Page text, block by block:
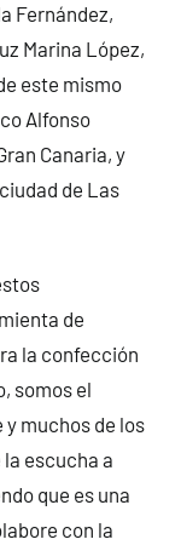
Fernández,
Marina López,
este mismo
Alfonso
Canaria, y
de Las
de
la confección
somos el
muchos de los
escucha a
que es una
con la